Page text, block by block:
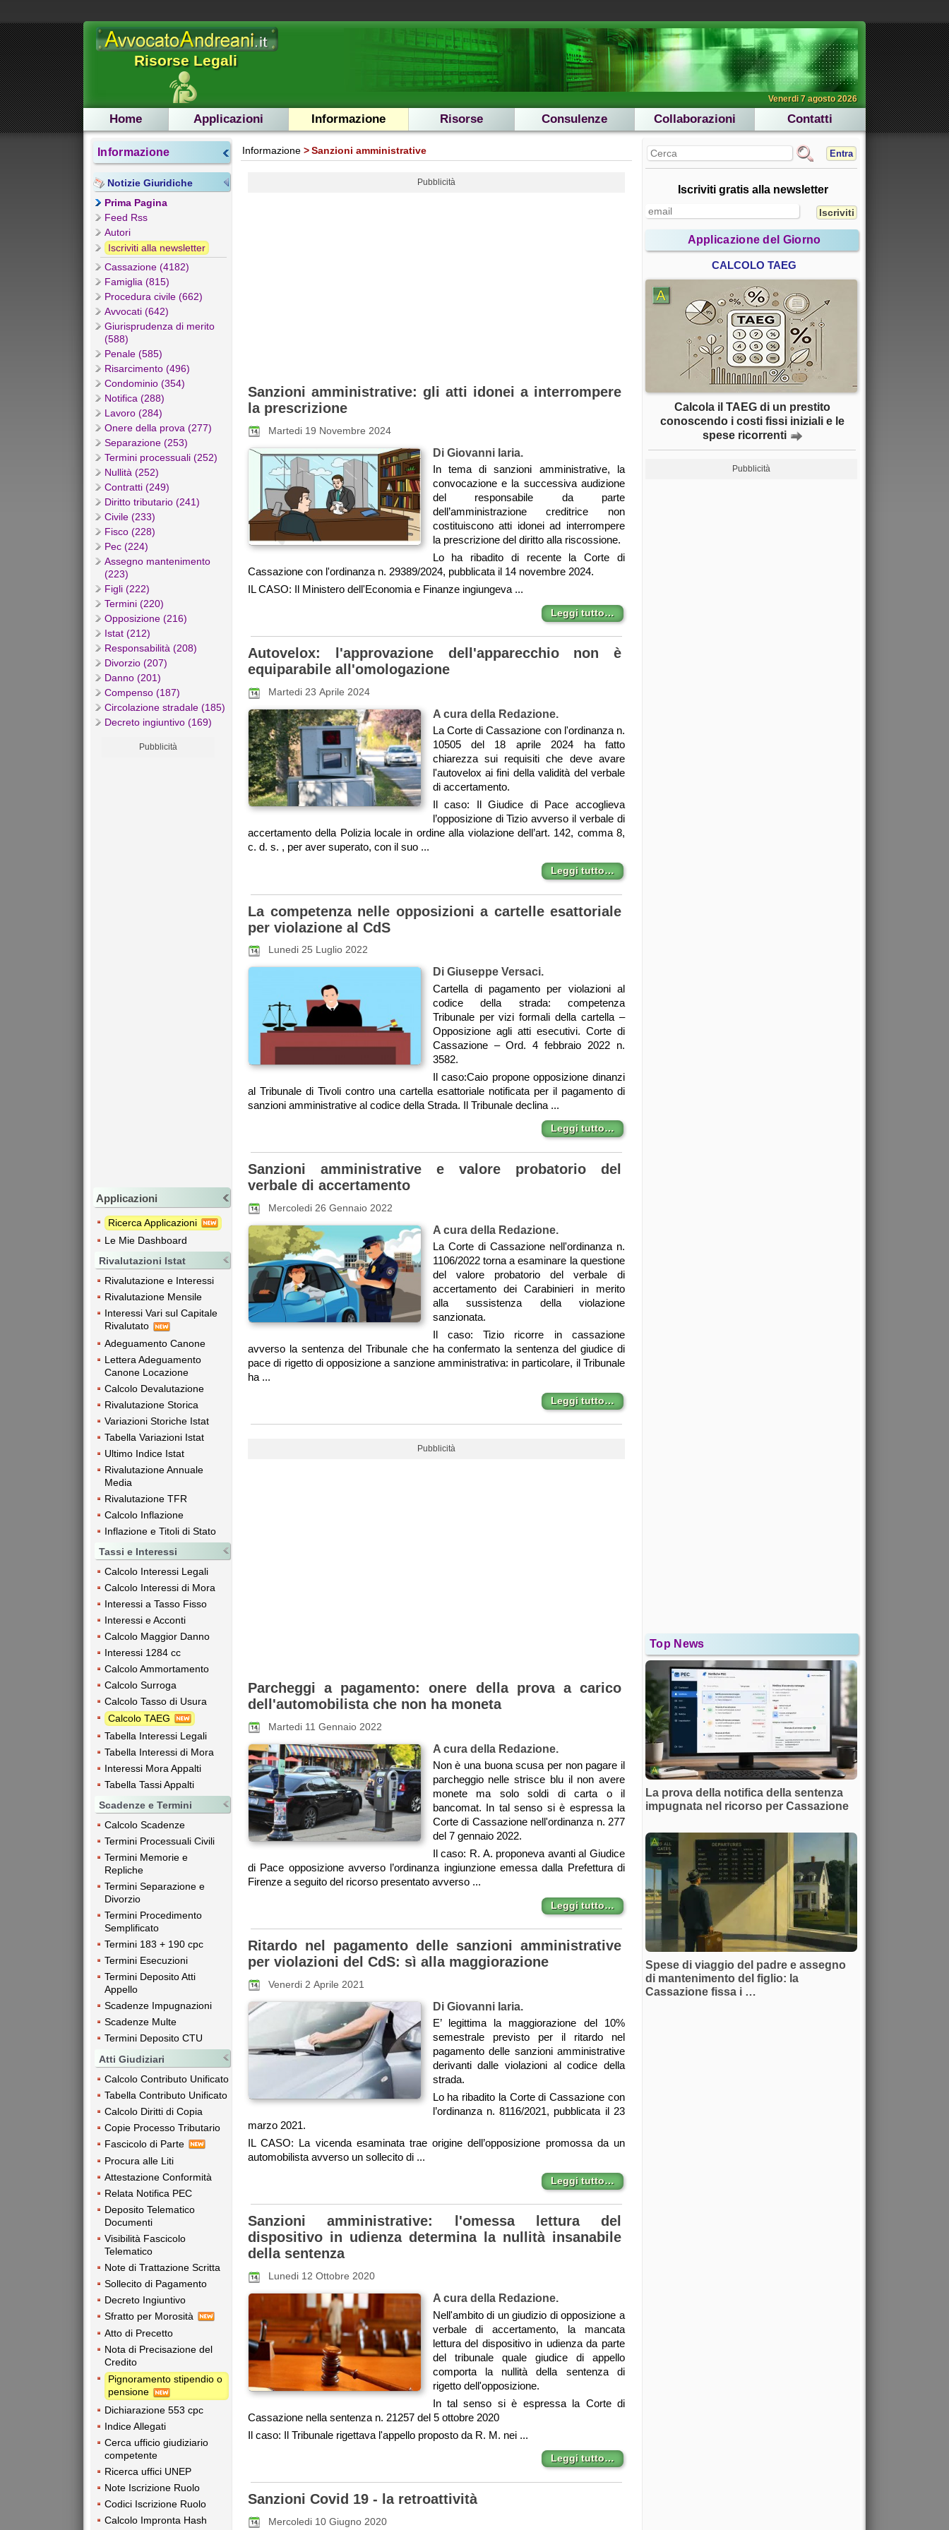
Risorse Legali
Venerdi 7 agosto 2026
Home Applicazioni Informazione Risorse Consulenze Collaborazioni Contatti
Informazione
Notizie Giuridiche
Prima Pagina
Feed Rss
Autori
Iscriviti alla newsletter
Cassazione (4182)
Famiglia (815)
Procedura civile (662)
Avvocati (642)
Giurisprudenza di merito
(588)
Penale (585)
Risarcimento (496)
Condominio (354)
Notifica (288)
Lavoro (284)
Onere della prova (277)
Separazione (253)
Termini processuali (252)
Nullità (252)
Contratti (249)
Diritto tributario (241)
Civile (233)
Fisco (228)
Pec (224)
Assegno mantenimento
(223)
Figli (222)
Termini (220)
Opposizione (216)
Istat (212)
Responsabilità (208)
Divorzio (207)
Danno (201)
Compenso (187)
Circolazione stradale (185)
Decreto ingiuntivo (169)
Pubblicità
Applicazioni
Ricerca Applicazioni
Le Mie Dashboard
Rivalutazioni Istat
Rivalutazione e Interessi
Rivalutazione Mensile
Interessi Vari sul Capitale
Rivalutato
Adeguamento Canone
Lettera Adeguamento
Canone Locazione
Calcolo Devalutazione
Rivalutazione Storica
Variazioni Storiche Istat
Tabella Variazioni Istat
Ultimo Indice Istat
Rivalutazione Annuale
Media
Rivalutazione TFR
Calcolo Inflazione
Inflazione e Titoli di Stato
Tassi e Interessi
Calcolo Interessi Legali
Calcolo Interessi di Mora
Interessi a Tasso Fisso
Interessi e Acconti
Calcolo Maggior Danno
Interessi 1284 cc
Calcolo Ammortamento
Calcolo Surroga
Calcolo Tasso di Usura
Calcolo TAEG
Tabella Interessi Legali
Tabella Interessi di Mora
Interessi Mora Appalti
Tabella Tassi Appalti
Scadenze e Termini
Calcolo Scadenze
Termini Processuali Civili
Termini Memorie e
Repliche
Termini Separazione e
Divorzio
Termini Procedimento
Semplificato
Termini 183 + 190 cpc
Termini Esecuzioni
Termini Deposito Atti
Appello
Scadenze Impugnazioni
Scadenze Multe
Termini Deposito CTU
Atti Giudiziari
Calcolo Contributo Unificato
Tabella Contributo Unificato
Calcolo Diritti di Copia
Copie Processo Tributario
Fascicolo di Parte
Procura alle Liti
Attestazione Conformità
Relata Notifica PEC
Deposito Telematico
Documenti
Visibilità Fascicolo
Telematico
Note di Trattazione Scritta
Sollecito di Pagamento
Decreto Ingiuntivo
Sfratto per Morosità
Atto di Precetto
Nota di Precisazione del
Credito
Pignoramento stipendio o
pensione
Dichiarazione 553 cpc
Indice Allegati
Cerca ufficio giudiziario
competente
Ricerca uffici UNEP
Note Iscrizione Ruolo
Codici Iscrizione Ruolo
Calcolo Impronta Hash
Informazione Sanzioni amministrative
Pubblicità
Sanzioni amministrative: gli atti idonei a interrompere
la prescrizione
Martedi 19 Novembre 2024
Di Giovanni Iaria.
In tema di sanzioni amministrative, la
convocazione e la successiva audizione
del responsabile da parte
dell’amministrazione creditrice non
costituiscono atti idonei ad interrompere
la prescrizione del diritto alla riscossione.
Lo ha ribadito di recente la Corte di
Cassazione con l'ordinanza n. 29389/2024, pubblicata il 14 novembre 2024.
IL CASO: Il Ministero dell'Economia e Finanze ingiungeva ...
Leggi tutto…
Autovelox: l'approvazione dell'apparecchio non è
equiparabile all'omologazione
Martedi 23 Aprile 2024
A cura della Redazione.
La Corte di Cassazione con l'ordinanza n.
10505 del 18 aprile 2024 ha fatto
chiarezza sui requisiti che deve avare
l'autovelox ai fini della validità del verbale
di accertamento.
Il caso: Il Giudice di Pace accoglieva
l’opposizione di Tizio avverso il verbale di
accertamento della Polizia locale in ordine alla violazione dell’art. 142, comma 8,
c. d. s. , per aver superato, con il suo ...
Leggi tutto…
La competenza nelle opposizioni a cartelle esattoriale
per violazione al CdS
Lunedi 25 Luglio 2022
Di Giuseppe Versaci.
Cartella di pagamento per violazioni al
codice della strada: competenza
Tribunale per vizi formali della cartella –
Opposizione agli atti esecutivi. Corte di
Cassazione – Ord. 4 febbraio 2022 n.
3582.
Il caso:Caio propone opposizione dinanzi
al Tribunale di Tivoli contro una cartella esattoriale notificata per il pagamento di
sanzioni amministrative al codice della Strada. Il Tribunale declina ...
Leggi tutto…
Sanzioni amministrative e valore probatorio del
verbale di accertamento
Mercoledi 26 Gennaio 2022
A cura della Redazione.
La Corte di Cassazione nell'ordinanza n.
1106/2022 torna a esaminare la questione
del valore probatorio del verbale di
accertamento dei Carabinieri in merito
alla sussistenza della violazione
sanzionata.
Il caso: Tizio ricorre in cassazione
avverso la sentenza del Tribunale che ha confermato la sentenza del giudice di
pace di rigetto di opposizione a sanzione amministrativa: in particolare, il Tribunale
ha ...
Leggi tutto…
Pubblicità
Parcheggi a pagamento: onere della prova a carico
dell'automobilista che non ha moneta
Martedi 11 Gennaio 2022
A cura della Redazione.
Non è una buona scusa per non pagare il
parcheggio nelle strisce blu il non avere
monete ma solo soldi di carta o il
bancomat. In tal senso si è espressa la
Corte di Cassazione nell'ordinanza n. 277
del 7 gennaio 2022.
Il caso: R. A. proponeva avanti al Giudice
di Pace opposizione avverso l’ordinanza ingiunzione emessa dalla Prefettura di
Firenze a seguito del ricorso presentato avverso ...
Leggi tutto…
Ritardo nel pagamento delle sanzioni amministrative
per violazioni del CdS: sì alla maggiorazione
Venerdi 2 Aprile 2021
Di Giovanni Iaria.
E’ legittima la maggiorazione del 10%
semestrale previsto per il ritardo nel
pagamento delle sanzioni amministrative
derivanti dalle violazioni al codice della
strada.
Lo ha ribadito la Corte di Cassazione con
l’ordinanza n. 8116/2021, pubblicata il 23
marzo 2021.
IL CASO: La vicenda esaminata trae origine dell’opposizione promossa da un
automobilista avverso un sollecito di ...
Leggi tutto…
Sanzioni amministrative: l'omessa lettura del
dispositivo in udienza determina la nullità insanabile
della sentenza
Lunedi 12 Ottobre 2020
A cura della Redazione.
Nell'ambito di un giudizio di opposizione a
verbale di accertamento, la mancata
lettura del dispositivo in udienza da parte
del tribunale quale giudice di appello
comporta la nullità della sentenza di
rigetto dell'opposizione.
In tal senso si è espressa la Corte di
Cassazione nella sentenza n. 21257 del 5 ottobre 2020
Il caso: Il Tribunale rigettava l'appello proposto da R. M. nei ...
Leggi tutto…
Sanzioni Covid 19 - la retroattività
Mercoledi 10 Giugno 2020
Entra
Iscriviti gratis alla newsletter
Applicazione del Giorno
CALCOLO TAEG
Calcola il TAEG di un prestito
conoscendo i costi fissi iniziali e le
spese ricorrenti
Pubblicità
Top News
La prova della notifica della sentenza
impugnata nel ricorso per Cassazione
Spese di viaggio del padre e assegno
di mantenimento del figlio: la
Cassazione fissa i …